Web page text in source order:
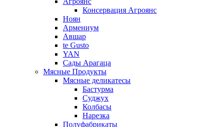
Консервация Агроянс
Ноян
Армениум
Авшар
te Gusto
YAN
Сады Арагаца
Мясные Продукты
Мясные деликатесы
Бастурма
Суджух
Колбасы
Нарезка
Полуфабрикаты